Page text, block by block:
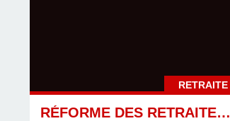
RETRAITE
RÉFORME DES RETRAITES : RETOUR SUR « L'ESCROQUERIE » DE LA PÉNIBILITÉ !